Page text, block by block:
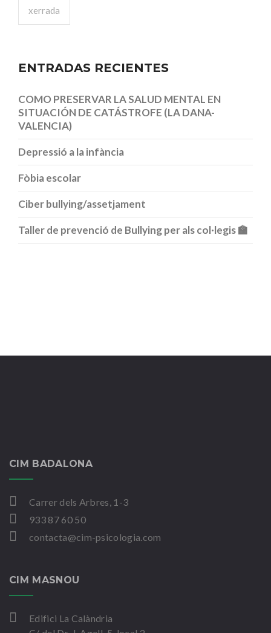
xerrada
ENTRADAS RECIENTES
COMO PRESERVAR LA SALUD MENTAL EN
SITUACIÓN DE CATÁSTROFE (LA DANA-
VALENCIA)
Depressió a la infància
Fòbia escolar
Ciber bullying/assetjament
Taller de prevenció de Bullying per als col·legis 🏫
CIM BADALONA
Carrer dels Arbres, 1-3
933 87 60 50
contacta@cim-psicologia.com
CIM MASNOU
Edifici La Calàndria